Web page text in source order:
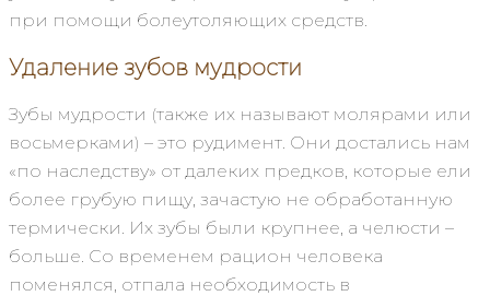
при помощи болеутоляющих средств.
Удаление зубов мудрости
Зубы мудрости (также их называют молярами или
восьмерками) – это рудимент. Они достались нам
«по наследству» от далеких предков, которые ели
более грубую пищу, зачастую не обработанную
термически. Их зубы были крупнее, а челюсти –
больше. Со временем рацион человека
поменялся, отпала необходимость в